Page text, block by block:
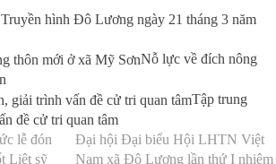
hình Đô Lương ngày 21 tháng 3 năm
Nỗ lực về đích nông
Tập trung
đề cử tri quan tâm
lễ đón
Liệt sỹ
Đại hội Đại biểu Hội LHTN Việt
Nam xã Đô Lương lần thứ I nhiệm